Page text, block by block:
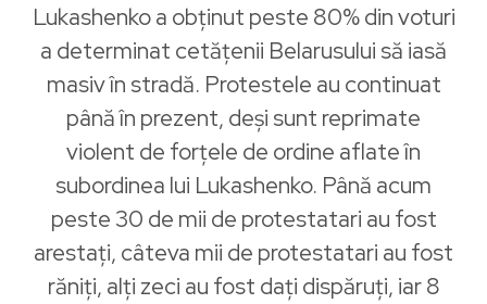
Lukashenko a obținut peste 80% din voturi
a determinat cetățenii Belarusului să iasă
masiv în stradă. Protestele au continuat
până în prezent, deși sunt reprimate
violent de forțele de ordine aflate în
subordinea lui Lukashenko. Până acum
peste 30 de mii de protestatari au fost
arestați, câteva mii de protestatari au fost
răniți, alți zeci au fost dați dispăruți, iar 8